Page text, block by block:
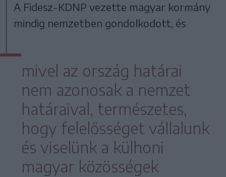
A Fidesz-KDNP vezette magyar kormány
mindig nemzetben gondolkodott, és
mivel az ország határai
nem azonosak a nemzet
határaival, természetes,
hogy felelősséget vállalunk
és viselünk a külhoni
magyar közösségek